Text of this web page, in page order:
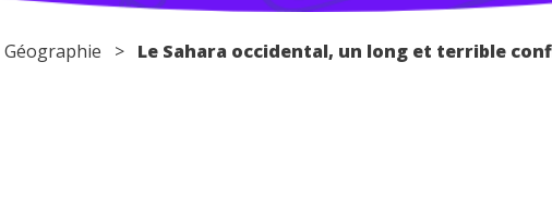
Géographie > Le Sahara occidental, un long et terrible